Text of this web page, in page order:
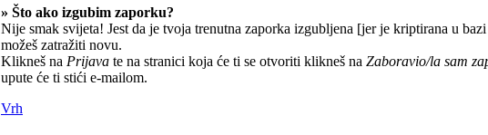
» Što ako izgubim zaporku?
Nije smak svijeta! Jest da je tvoja trenutna zaporka izgubljena [jer je kriptirana u
možeš zatražiti novu.
Klikneš na Prijava te na stranici koja će ti se otvoriti klikneš na Zaboravio/la sam
upute će ti stići e-mailom.
Vrh